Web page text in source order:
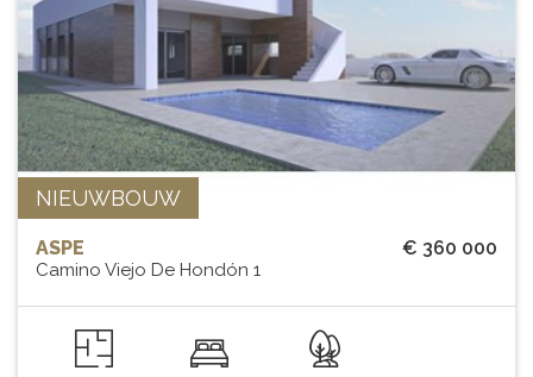
NIEUWBOUW
€ 360 000
ASPE
Camino Viejo De Hondón 1